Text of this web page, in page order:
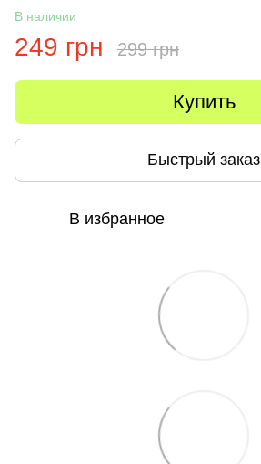
В наличии
249 грн 299 грн
Купить
Быстрый заказ
В избранное